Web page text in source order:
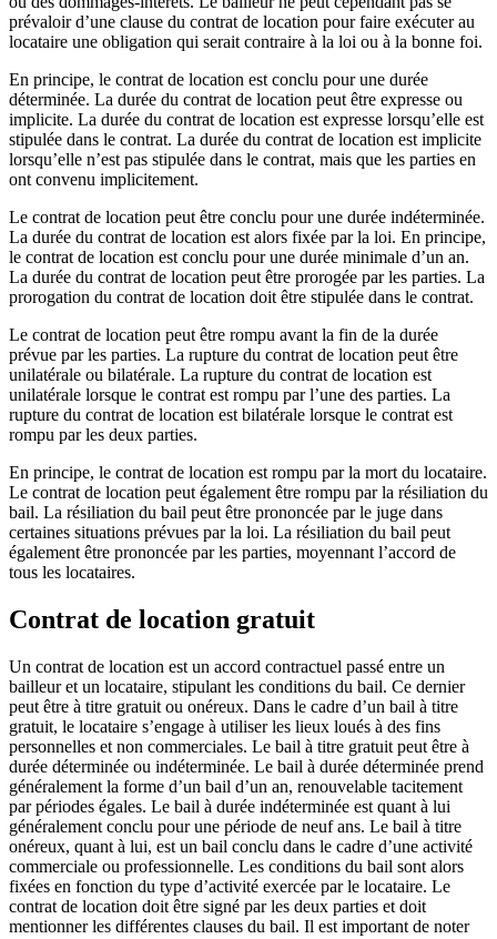
prévaloir d’une clause du contrat de location pour faire exécuter au
locataire une obligation qui serait contraire à la loi ou à la bonne foi.
En principe, le contrat de location est conclu pour une durée
déterminée. La durée du contrat de location peut être expresse ou
implicite. La durée du contrat de location est expresse lorsqu’elle est
stipulée dans le contrat. La durée du contrat de location est implicite
lorsqu’elle n’est pas stipulée dans le contrat, mais que les parties en
ont convenu implicitement.
Le contrat de location peut être conclu pour une durée indéterminée.
La durée du contrat de location est alors fixée par la loi. En principe,
le contrat de location est conclu pour une durée minimale d’un an.
La durée du contrat de location peut être prorogée par les parties. La
prorogation du contrat de location doit être stipulée dans le contrat.
Le contrat de location peut être rompu avant la fin de la durée
prévue par les parties. La rupture du contrat de location peut être
unilatérale ou bilatérale. La rupture du contrat de location est
unilatérale lorsque le contrat est rompu par l’une des parties. La
rupture du contrat de location est bilatérale lorsque le contrat est
rompu par les deux parties.
En principe, le contrat de location est rompu par la mort du locataire.
Le contrat de location peut également être rompu par la résiliation du
bail. La résiliation du bail peut être prononcée par le juge dans
certaines situations prévues par la loi. La résiliation du bail peut
également être prononcée par les parties, moyennant l’accord de
tous les locataires.
Contrat de location gratuit
Un contrat de location est un accord contractuel passé entre un
bailleur et un locataire, stipulant les conditions du bail. Ce dernier
peut être à titre gratuit ou onéreux. Dans le cadre d’un bail à titre
gratuit, le locataire s’engage à utiliser les lieux loués à des fins
personnelles et non commerciales. Le bail à titre gratuit peut être à
durée déterminée ou indéterminée. Le bail à durée déterminée prend
généralement la forme d’un bail d’un an, renouvelable tacitement
par périodes égales. Le bail à durée indéterminée est quant à lui
généralement conclu pour une période de neuf ans. Le bail à titre
onéreux, quant à lui, est un bail conclu dans le cadre d’une activité
commerciale ou professionnelle. Les conditions du bail sont alors
fixées en fonction du type d’activité exercée par le locataire. Le
contrat de location doit être signé par les deux parties et doit
mentionner les différentes clauses du bail. Il est important de noter